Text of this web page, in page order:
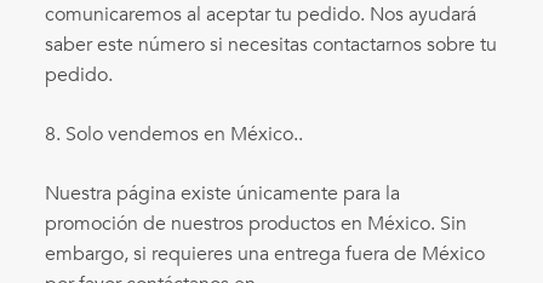
comunicaremos al aceptar tu pedido. Nos ayudará
saber este número si necesitas contactarnos sobre tu
pedido.
8. Solo vendemos en México..
Nuestra página existe únicamente para la
promoción de nuestros productos en México. Sin
embargo, si requieres una entrega fuera de México